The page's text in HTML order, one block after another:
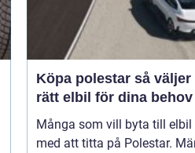
Köpa polestar så väljer du
rätt elbil för dina behov
Många som vill byta till elbil
med att titta på Polestar.